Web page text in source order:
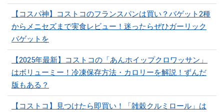
【コスパ神】コストコのフランスパンは買い？バゲット2種
からメニセズまで実食レビュー！迷ったらぜひガーリック
バゲットを
【2025年最新】コストコの「あんホイップクロワッサン」
はボリューミー！冷凍保存方法・カロリーを解説！ずんだ
版もある？
【コストコ】見つけたら即買い！「雑穀クルミロール」は